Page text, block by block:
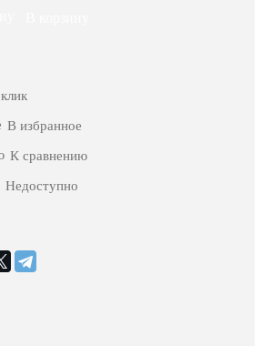
В избранное
К сравнению
Недоступно